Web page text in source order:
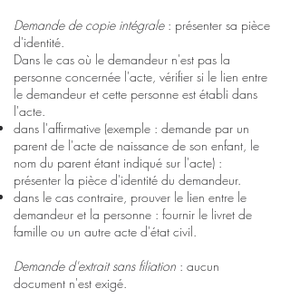
Demande de copie intégrale: présenter sa pièce
d'identité.
Dans le cas où le demandeur n'est pas la
personne concernée l'acte, vérifier si le lien entre
le demandeur et cette personne est établi dans
l'acte.
dans l'affirmative (exemple : demande par un
parent de l'acte de naissance de son enfant, le
nom du parent étant indiqué sur l'acte) :
présenter la pièce d'identité du demandeur.
dans le cas contraire, prouver le lien entre le
demandeur et la personne : fournir le livret de
famille ou un autre acte d'état civil.
Demande d'extrait sans filiation : aucun
document n'est exigé.